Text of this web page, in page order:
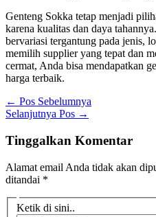
Genteng Sokka tetap menjadi
karena kualitas dan daya
bervariasi tergantung pada jenis,
memilih supplier yang tepat dan
cermat, Anda bisa mendapatkan
harga terbaik.
← Pos Sebelumnya
Selanjutnya Pos →
Tinggalkan Komentar
Alamat email Anda tidak akan
ditandai *
Ketik di sini..